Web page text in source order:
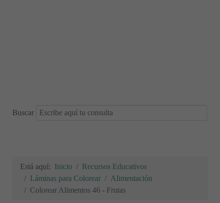
Buscar
Está aquí: Inicio
Recursos Educativos
Láminas para Colorear
Alimentación
Colorear Alimentos 46 - Frutas